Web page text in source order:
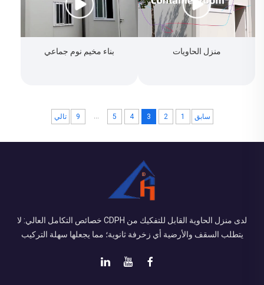
منزل الحاويات بناء مخيم نوم جماعي
سابق 1
2
3
4
5
...
9 تالي
لدى منزل الحاوية القابل للتفكيك من CDPH خصائص التكامل العالي: لا
يتطلب السقف والأرضية أي زخرفة ثانوية؛ مما يجعلها سهلة التركيب